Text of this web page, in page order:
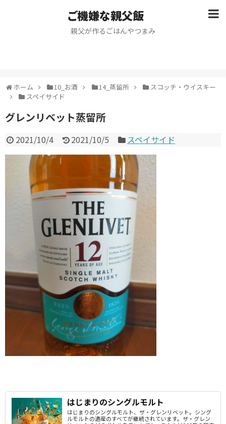
ご機嫌な親父飯
親父が作るごはんやつまみ
ホーム 10_お酒 14_蒸留所
スコッチ・ウイスキー
スペイサイド
グレンリベット蒸留所
2021/10/4 2021/10/5 スペイサイド
はじまりのシングルモルト
はじまりのシングルモルト、ザ・グレンリベット。シング
ルモルトの遺産のすべてが継続されています。ザ・グレン